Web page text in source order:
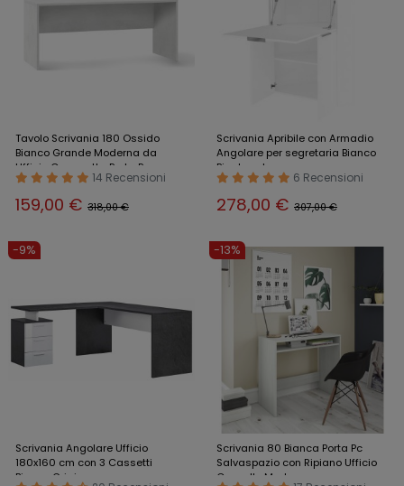
Tavolo Scrivania 180 Ossido
Bianco Grande Moderna da
Ufficio Cameretta Porta Pc
14 Recensioni
159,00 € 318,00 €
Scrivania Apribile con Armadio
Angolare per segretaria Bianco
Pieghevole
6 Recensioni
278,00 € 307,00 €
-9%
Scrivania Angolare Ufficio
180x160 cm con 3 Cassetti
Bianco Grigio
-13%
Scrivania 80 Bianca Porta Pc
Salvaspazio con Ripiano Ufficio
Consolle Moderna